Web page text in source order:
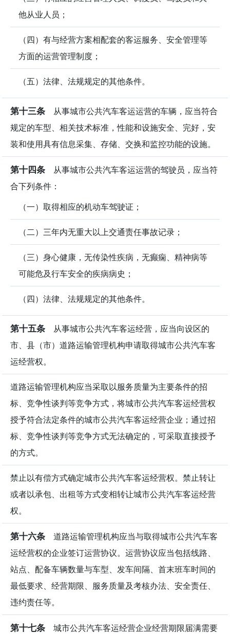
他从业人员；
（四）有与经营方案相配套的客运服务、安全管理等
方面的运营管理制度；
（五）法律、法规规定的其他条件。
第十三条 从事城市公共汽车客运运营的车辆，应当符合
规定的车型、相关技术标准，性能和设施安全、完好，安
装和使用具有信息采集、存储、交换和监控功能的设施。
第十四条 从事城市公共汽车客运运营的驾驶员，应当符
合下列条件：
（一）取得相应的机动车驾驶证；
（二）三年内无重大以上交通责任事故记录；
（三）身心健康，无传染性疾病，无癫痫、精神病等
可能危及行车安全的疾病病史；
（四）法律、法规规定的其他条件。
第十五条 从事城市公共汽车客运经营，应当向设区的
市、县（市）道路运输管理机构申请取得城市公共汽车客
运经营权。
道路运输管理机构应当采取以服务质量为主要条件的招
标、竞争性谈判等竞争方式，将城市公共汽车客运经营权
授予符合法定条件的城市公共汽车客运经营企业；通过招
标、竞争性谈判等竞争方式无法确定的，可采取直接授予
的方式。
禁止以有偿方式确定城市公共汽车客运经营权。禁止转让
或者以承包、出租等方式变相转让城市公共汽车客运经营
权。
第十六条 道路运输管理机构应当与取得城市公共汽车客
运经营权的企业签订运营协议。运营协议应当包括线路、
站点、配备车辆数量与车型、发车间隔、首末班车时间的
最低要求、经营期限、服务质量及考核办法、安全责任、
违约责任等。
第十七条 城市公共汽车客运经营企业经营期限届满需要